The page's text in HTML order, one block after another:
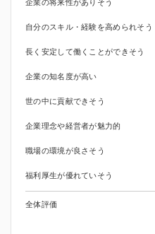
自分のスキル・経験を高められそう
長く安定して働くことができそう
企業の知名度が高い
世の中に貢献できそう
企業理念や経営者が魅力的
職場の環境が良さそう
福利厚生が優れていそう
全体評価